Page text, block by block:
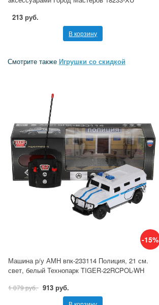
213 руб.
В корзину
Смотрите также Игрушки со скидкой
-15%
Машина р/у АМН впк-233114 Полиция, 21 см.
свет, белый Технопарк TIGER-22RCPOL-WH
1 079 руб. 913 руб.